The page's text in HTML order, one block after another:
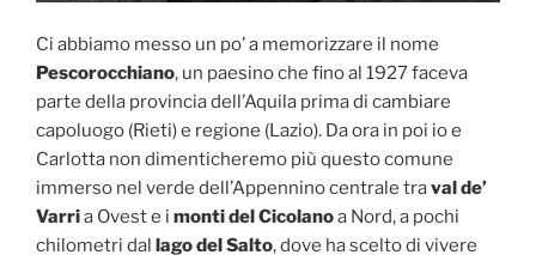
Ci abbiamo messo un po’ a memorizzare il nome
Pescorocchiano, un paesino che fino al 1927 faceva
parte della provincia dell’Aquila prima di cambiare
capoluogo (Rieti) e regione (Lazio). Da ora in poi io e
Carlotta non dimenticheremo più questo comune
immerso nel verde dell’Appennino centrale traval de’
Varria Ovest e i monti del Cicolanoa Nord, a pochi
chilometri dal lago del Salto, dove ha scelto di vivere